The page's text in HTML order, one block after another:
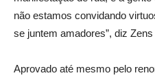
não estamos convidando
se juntem amadores”, diz Zens
Aprovado até mesmo pelo